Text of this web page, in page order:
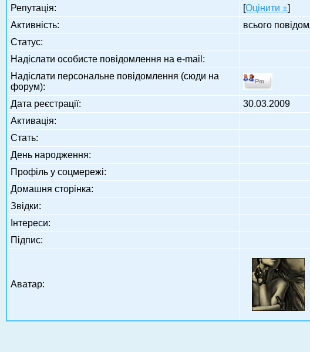
Репутація:
[Оцінити ±]
Активність:
всього
Статус:
Надіслати особисте повідомлення на e-mail:
Надіслати персональне повідомлення (сюди на
форум):
Дата реєстрації:
30.03.2009
Активація:
Стать:
День народження:
Профіль у соцмережі:
Домашня сторінка:
Звідки:
Інтереси:
Підпис:
Аватар: